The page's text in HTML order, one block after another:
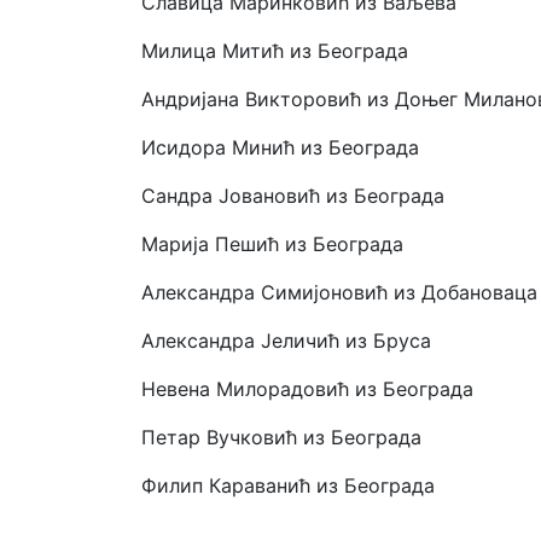
Милица Митић из Београда
Андријана Викторовић из Доњег
Исидора Минић из Београда
Сандра Јовановић из Београда
Марија Пешић из Београда
Александра Симијоновић из Добановаца
Александра Јеличић из Бруса
Невена Милорадовић из Београда
Петар Вучковић из Београда
Филип Караванић из Београда